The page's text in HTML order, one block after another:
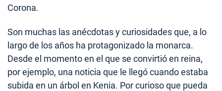
Corona.
Son muchas las anécdotas y curiosidades que, a lo
largo de los años ha protagonizado la monarca.
Desde el momento en el que se convirtió en reina,
por ejemplo, una noticia que le llegó cuando estaba
subida en un árbol en Kenia. Por curioso que pueda